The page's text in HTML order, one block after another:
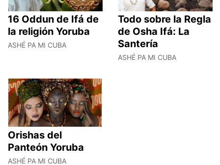
16 Oddun de Ifá de
la religión Yoruba
ASHÉ PA MI CUBA
Todo sobre la Regla
de Osha Ifá: La
Santería
ASHÉ PA MI CUBA
Orishas del
Panteón Yoruba
ASHÉ PA MI CUBA